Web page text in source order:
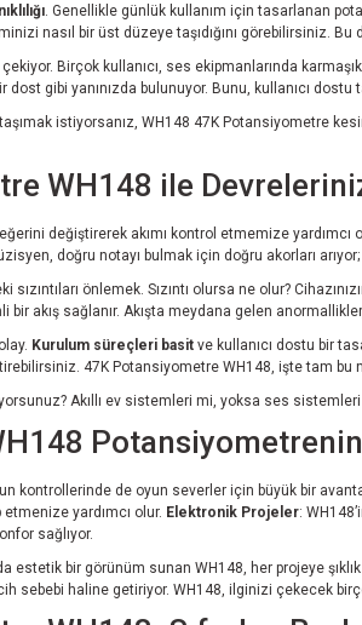
. Genellikle günlük kullanım için tasarlanan
nasıl bir üst düzeye taşıdığını görebilirsiniz.
Birçok kullanıcı, ses ekipmanlarında
gibi yanınızda bulunuyor. Bunu, kullanıcı dostu
istiyorsanız, WH148 47K Potansiyometre
WH148 ile
değiştirerek akımı kontrol etmemize
doğru notayı bulmak için doğru akorları
önlemek. Sızıntı olursa ne olur?
bir akış sağlanır. Akışta meydana gelen
Kurulum süreçleri basit ve kullanıcı dostu bir
47K Potansiyometre WH148, işte tam bu
Akıllı ev sistemleri mi, yoksa ses
Potansiyometrenin
kontrollerinde de oyun severler için büyük bir
yardımcı olur. Elektronik Projeler:
sağlıyor.
estetik bir görünüm sunan WH148, her projeye
sebebi haline getiriyor. WH148, ilginizi çekecek